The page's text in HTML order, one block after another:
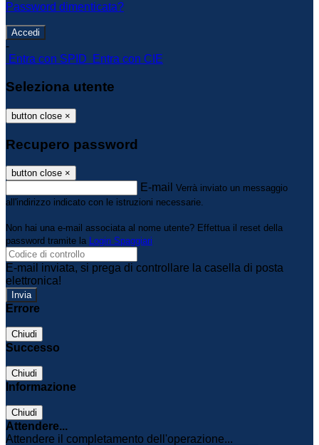
Password dimenticata?
-
Entra con SPID
Entra con CIE
Seleziona utente
button close ×
Recupero password
button close ×
E-mail Verrà inviato un messaggio
all'indirizzo indicato con le istruzioni necessarie.
Non hai una e-mail associata al nome utente? Effettua il reset della
password tramite la Login Spaggiari
E-mail inviata, si prega di controllare la casella di posta
elettronica!
Errore
Chiudi
Successo
Chiudi
Informazione
Chiudi
Attendere...
Attendere il completamento dell'operazione...